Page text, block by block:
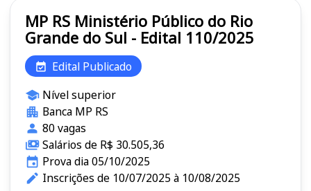
MP RS Ministério Público do Rio
Grande do Sul - Edital 110/2025
Edital Publicado
Nível superior
Banca MP RS
80 vagas
Salários de R$ 30.505,36
Prova dia 05/10/2025
Inscrições de 10/07/2025 à 10/08/2025